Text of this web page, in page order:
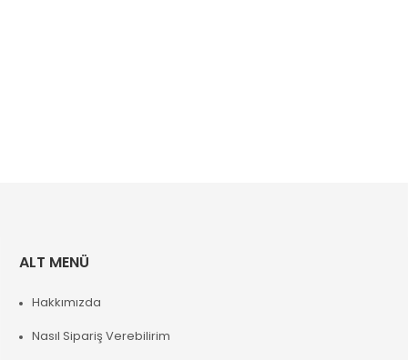
ALT MENÜ
Hakkımızda
Nasıl Sipariş Verebilirim